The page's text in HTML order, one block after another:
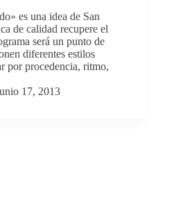
es una idea de San
de calidad recupere el
será un punto de
diferentes estilos
por procedencia, ritmo,
17, 2013